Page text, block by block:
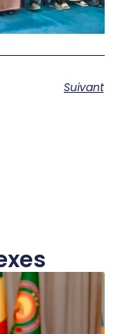
Suivant